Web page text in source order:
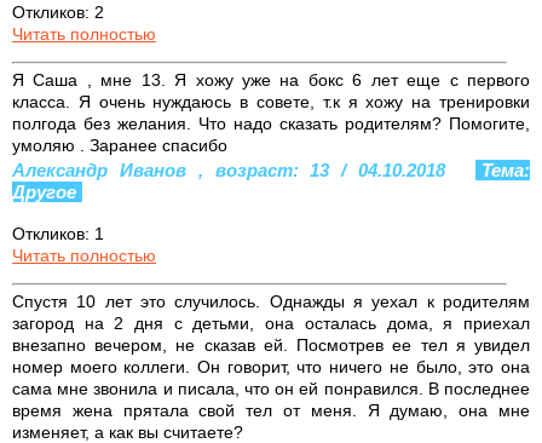
Откликов: 2
Читать полностью
Я Саша , мне 13. Я хожу уже на бокс 6 лет еще с первого
класса. Я очень нуждаюсь в совете, т.к я хожу на тренировки
полгода без желания. Что надо сказать родителям? Помогите,
умоляю . Заранее спасибо
Александр Иванов , возраст: 13 / 04.10.2018
Тема:
Другое
Откликов: 1
Читать полностью
Спустя 10 лет это случилось. Однажды я уехал к родителям
загород на 2 дня с детьми, она осталась дома, я приехал
внезапно вечером, не сказав ей. Посмотрев ее тел я увидел
номер моего коллеги. Он говорит, что ничего не было, это она
сама мне звонила и писала, что он ей понравился. В последнее
время жена прятала свой тел от меня. Я думаю, она мне
изменяет, а как вы считаете?